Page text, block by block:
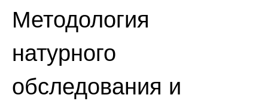
Методология
натурного
обследования и